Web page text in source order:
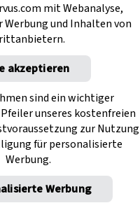
mit Webanalyse,
und Inhalten von
akzeptieren
sind ein wichtiger
unseres kostenfreien
zur Nutzung
für personalisierte
Werbung.
Werbung